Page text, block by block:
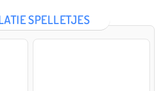
SPELLETJES